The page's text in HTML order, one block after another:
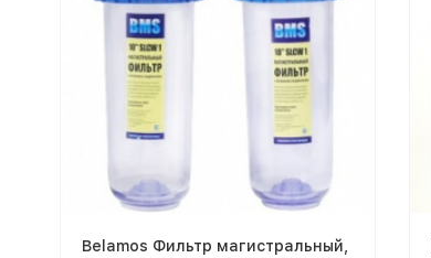
Belamos Фильтр магистральный,